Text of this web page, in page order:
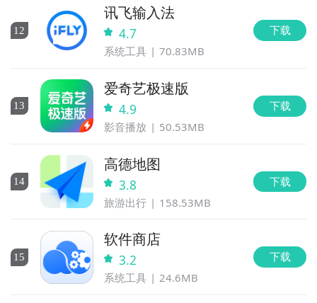
12
讯飞输入法
4.7
系统工具 70.83MB
下载
13
爱奇艺极速版
4.9
影音播放 50.53MB
下载
14
高德地图
3.8
旅游出行 158.53MB
下载
15
软件商店
3.2
系统工具 24.6MB
下载